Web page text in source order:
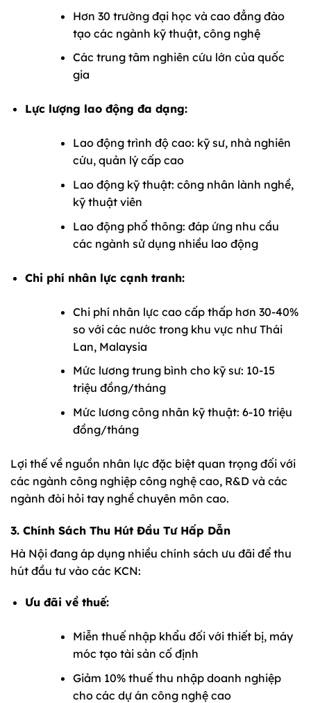
Hơn 30 trường đại học và cao đẳng đào
tạo các ngành kỹ thuật, công nghệ
Các trung tâm nghiên cứu lớn của quốc
gia
Lực lượng lao động đa dạng:
Lao động trình độ cao: kỹ sư, nhà nghiên
cứu, quản lý cấp cao
Lao động kỹ thuật: công nhân lành nghề,
kỹ thuật viên
Lao động phổ thông: đáp ứng nhu cầu
các ngành sử dụng nhiều lao động
Chi phí nhân lực cạnh tranh:
Chi phí nhân lực cao cấp thấp hơn 30-40%
so với các nước trong khu vực như Thái
Lan, Malaysia
Mức lương trung bình cho kỹ sư: 10-15
triệu đồng/tháng
Mức lương công nhân kỹ thuật: 6-10 triệu
đồng/tháng
Lợi thế về nguồn nhân lực đặc biệt quan trọng đối với
các ngành công nghiệp công nghệ cao, R&D và các
ngành đòi hỏi tay nghề chuyên môn cao.
3. Chính Sách Thu Hút Đầu Tư Hấp Dẫn
Hà Nội đang áp dụng nhiều chính sách ưu đãi để thu
hút đầu tư vào các KCN:
Ưu đãi về thuế:
Miễn thuế nhập khẩu đối với thiết bị, máy
móc tạo tài sản cố định
Giảm 10% thuế thu nhập doanh nghiệp
cho các dự án công nghệ cao